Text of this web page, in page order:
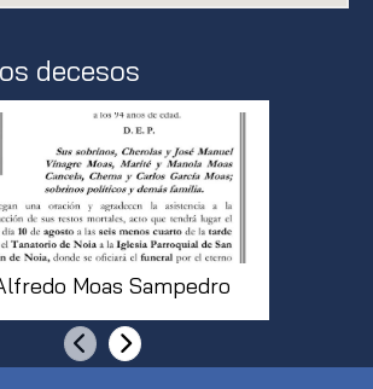
decesos
Moas Sampedro
AnteriorSiguiente